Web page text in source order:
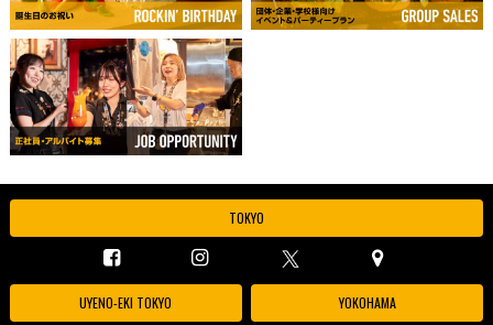
TOKYO
UYENO-EKI TOKYO YOKOHAMA